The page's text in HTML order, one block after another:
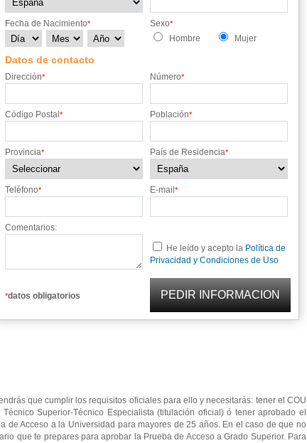
Fecha de Nacimiento* Sexo*
Hombre Mujer
Datos de contacto
Dirección* Número*
Código Postal * Población*
Provincia* País de Residencia*
Teléfono* E-mail *
Comentarios:
He leído y acepto la Política de
Privacidad y Condiciones de Uso
*datos obligatorios
que cumplir los requisitos oficiales para ello y necesitarás: tener el COU
Superior-Técnico Especialista (titulación oficial) ó tener aprobado el
de Acceso a la Universidad para mayores de 25 años. En el caso de que no
que te prepares para aprobar la Prueba de Acceso a Grado Superior. Para